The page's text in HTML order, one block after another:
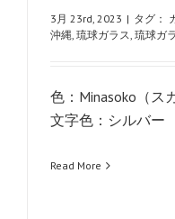
3月 23rd, 2023 | タグ：
沖縄 琉球ガラス 琉球ガ
色：Minasoko（ス
文字色：シルバー
Read More